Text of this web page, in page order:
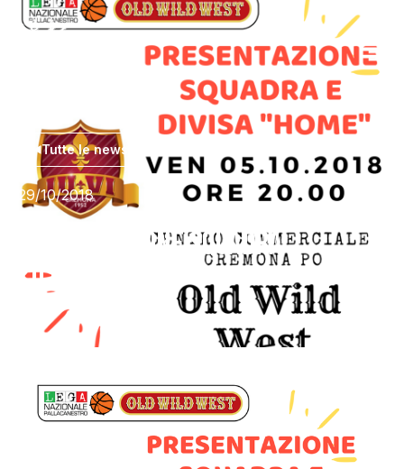
Tutte le news
29/10/2018
PRESENTAZIONE SQUADRA
2018